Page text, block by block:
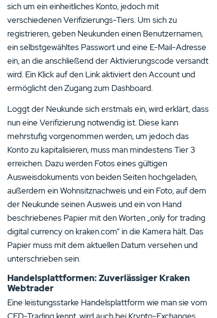
sich um ein einheitliches Konto, jedoch mit
verschiedenen Verifizierungs-Tiers. Um sich zu
registrieren, geben Neukunden einen Benutzernamen,
ein selbstgewähltes Passwort und eine E-Mail-Adresse
ein, an die anschließend der Aktivierungscode versandt
wird. Ein Klick auf den Link aktiviert den Account und
ermöglicht den Zugang zum Dashboard.
Loggt der Neukunde sich erstmals ein, wird erklärt, dass
nun eine Verifizierung notwendig ist. Diese kann
mehrstufig vorgenommen werden, um jedoch das
Konto zu kapitalisieren, muss man mindestens Tier 3
erreichen. Dazu werden Fotos eines gültigen
Ausweisdokuments von beiden Seiten hochgeladen,
außerdem ein Wohnsitznachweis und ein Foto, auf dem
der Neukunde seinen Ausweis und ein von Hand
beschriebenes Papier mit den Worten „only for trading
digital currency on kraken.com” in die Kamera hält. Das
Papier muss mit dem aktuellen Datum versehen und
unterschrieben sein.
Handelsplattformen: Zuverlässiger Kraken
Webtrader
Eine leistungsstarke Handelsplattform wie man sie vom